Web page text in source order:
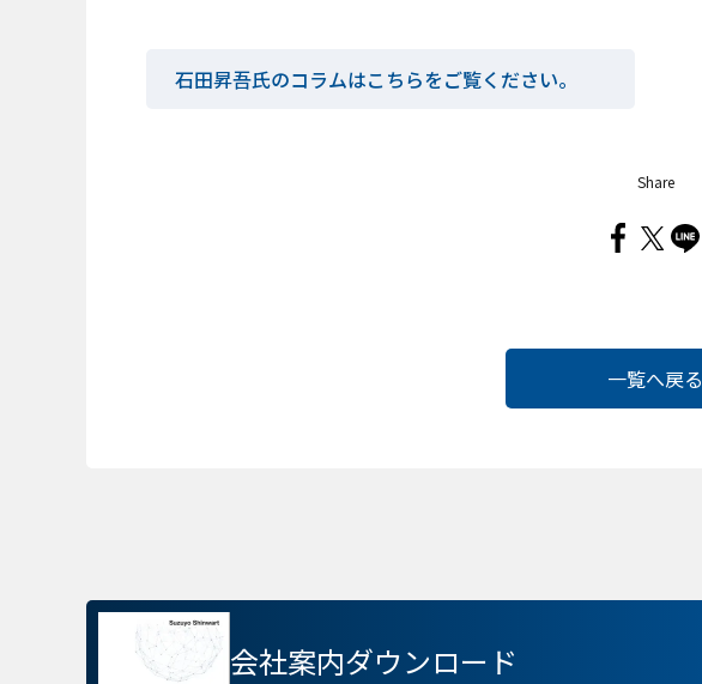
石田昇吾氏のコラムはこちらをご覧ください。
Share
一覧へ戻る
会社案内ダウンロード